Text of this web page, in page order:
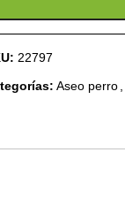
22797
Aseo perro